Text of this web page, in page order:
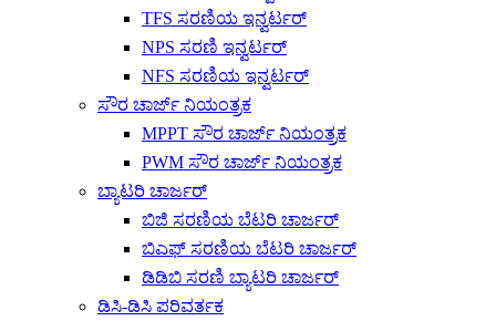
TFS ಸರಣಿಯ ಇನ್ವರ್ಟರ್
NPS ಸರಣಿ ಇನ್ವರ್ಟರ್
NFS ಸರಣಿಯ ಇನ್ವರ್ಟರ್
ಸೌರ ಚಾರ್ಜ್ ನಿಯಂತ್ರಕ
MPPT ಸೌರ ಚಾರ್ಜ್ ನಿಯಂತ್ರಕ
PWM ಸೌರ ಚಾರ್ಜ್ ನಿಯಂತ್ರಕ
ಬ್ಯಾಟರಿ ಚಾರ್ಜರ್
ಬಿಜಿ ಸರಣಿಯ ಬೆಟರಿ ಚಾರ್ಜರ್
ಬಿಎಫ್ ಸರಣಿಯ ಬೆಟರಿ ಚಾರ್ಜರ್
ಡಿಡಿಬಿ ಸರಣಿ ಬ್ಯಾಟರಿ ಚಾರ್ಜರ್
ಡಿಸಿ-ಡಿಸಿ ಪರಿವರ್ತಕ